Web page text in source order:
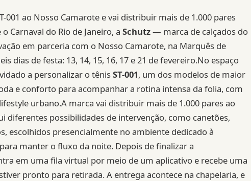
001 ao Nosso Camarote e vai distribuir mais de 1.000 pares
Carnaval do Rio de Janeiro, a Schutz— marca de calçados do
em parceria com o Nosso Camarote, na Marquês de
dias de festa: 13, 14, 15, 16, 17 e 21 de fevereiro.No espaço
a personalizar o tênisST-001, um dos modelos de maior
e conforto para acompanhar a rotina intensa da folia, com
urbano.A marca vai distribuir mais de 1.000 pares ao
diferentes possibilidades de intervenção, como canetões,
escolhidos presencialmente no ambiente dedicado à
manter o fluxo da noite. Depois de finalizar a
em uma fila virtual por meio de um aplicativo e recebe uma
pronto para retirada. A entrega acontece na chapelaria, e